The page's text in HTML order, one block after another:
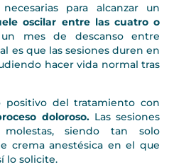
para alcanzar un
oscilar entre las cuatro o
mes de descanso entre
es que las sesiones duren en
hacer vida normal tras
positivo del tratamiento con
doloroso.Las sesiones
siendo tan solo
crema anestésica en el que
lo solicite.